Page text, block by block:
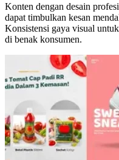
Konten dengan desain
dapat timbulkan kesan
Konsistensi gaya visual
di benak konsumen.